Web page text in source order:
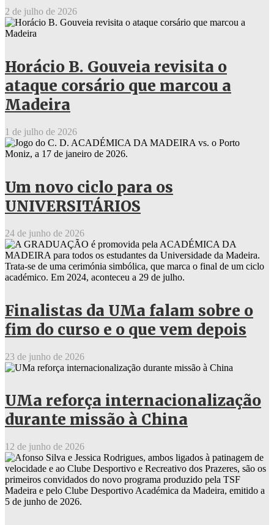
2 de julho de 2026
Horácio B. Gouveia revisita o
ataque corsário que marcou a
Madeira
1 de julho de 2026
Um novo ciclo para os
UNIVERSITÁRIOS
24 de junho de 2026
Finalistas da UMa falam sobre o
fim do curso e o que vem depois
23 de junho de 2026
UMa reforça internacionalização
durante missão à China
12 de junho de 2026